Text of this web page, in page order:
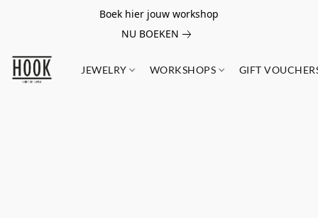
Boek hier jouw workshop
NU BOEKEN
JEWELRY WORKSHOPS GIFT